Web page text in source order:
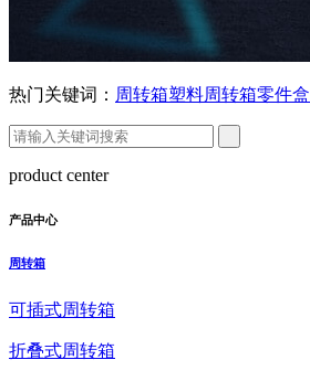
热门关键词： 周转箱塑料周转箱零件盒
product center
产品中心
周转箱
可插式周转箱
折叠式周转箱